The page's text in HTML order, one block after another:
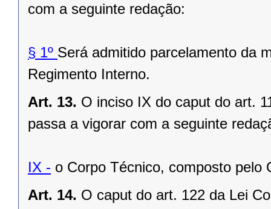
com a seguinte redação:
§ 1º Será admitido parcelamento da
Regimento Interno.
Art. 13. O inciso IX do caput do art.
passa a vigorar com a seguinte
IX - o Corpo Técnico, composto pelo
Art. 14. O caput do art. 122 da Lei